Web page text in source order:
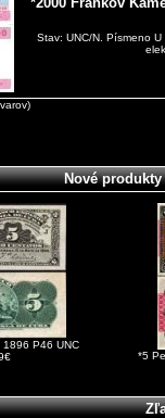
Stav: UNC/N. Písmeno
Nové produkty
P46 UNC
*5